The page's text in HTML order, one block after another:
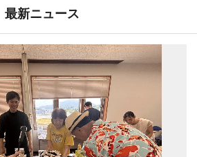
最新ニュース